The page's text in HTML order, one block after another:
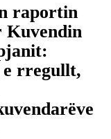
raportin
Kuvendin
rregullt,